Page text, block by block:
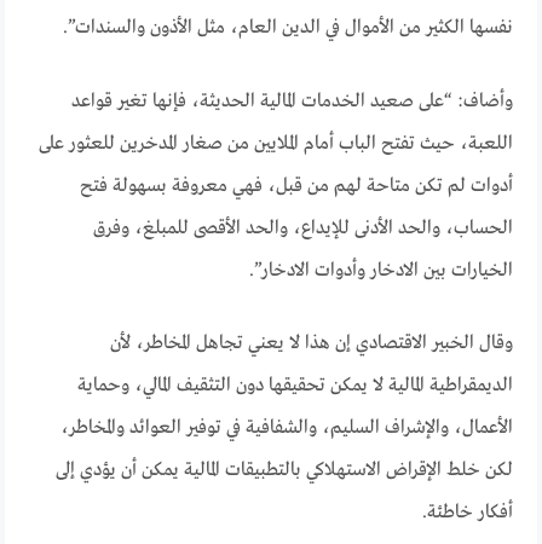
نفسها الكثير من الأموال في الدين العام، مثل الأذون والسندات”.
وأضاف: “على صعيد الخدمات المالية الحديثة، فإنها تغير قواعد
اللعبة، حيث تفتح الباب أمام الملايين من صغار المدخرين للعثور على
أدوات لم تكن متاحة لهم من قبل، فهي معروفة بسهولة فتح
الحساب، والحد الأدنى للإيداع، والحد الأقصى للمبلغ، وفرق
الخيارات بين الادخار وأدوات الادخار”.
وقال الخبير الاقتصادي إن هذا لا يعني تجاهل المخاطر، لأن
الديمقراطية المالية لا يمكن تحقيقها دون التثقيف المالي، وحماية
الأعمال، والإشراف السليم، والشفافية في توفير العوائد والمخاطر،
لكن خلط الإقراض الاستهلاكي بالتطبيقات المالية يمكن أن يؤدي إلى
أفكار خاطئة.